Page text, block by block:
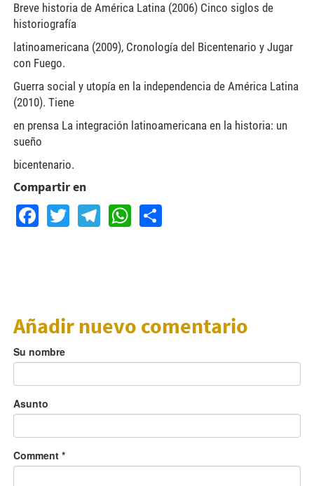
Breve historia de América Latina (2006) Cinco siglos de
historiografía
latinoamericana (2009), Cronología del Bicentenario y Jugar
con Fuego.
Guerra social y utopía en la independencia de América Latina
(2010). Tiene
en prensa La integración latinoamericana en la historia: un
sueño
bicentenario.
Compartir en
Facebook
TwitterTelegram
WhatsApp
Share
Añadir nuevo comentario
Su nombre
Asunto
Comment *